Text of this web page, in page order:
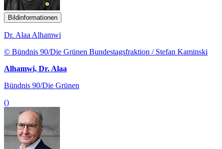
Bildinformationen
Dr. Alaa Alhamwi
© Bündnis 90/Die Grünen Bundestagsfraktion / Stefan Kaminski
Alhamwi, Dr. Alaa
Bündnis 90/Die Grünen
()